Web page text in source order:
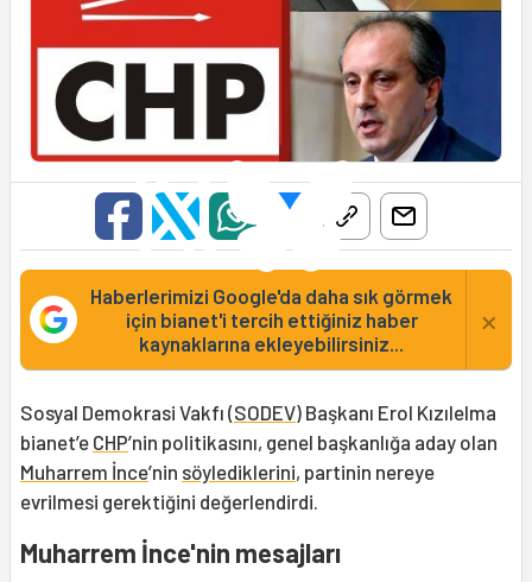
Haberlerimizi Google'da daha sık görmek
için bianet'i tercih ettiğiniz haber
kaynaklarına ekleyebilirsiniz...
×
Sosyal Demokrasi Vakfı (SODEV) Başkanı Erol Kızılelma
bianet’e CHP’nin politikasını, genel başkanlığa aday olan
Muharrem İnce’nin söylediklerini, partinin nereye
evrilmesi gerektiğini değerlendirdi.
Muharrem İnce'nin mesajları